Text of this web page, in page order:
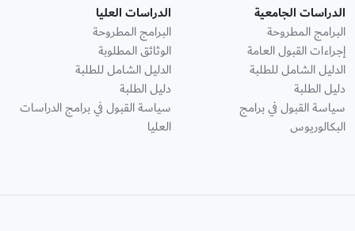
الدراسات الجامعية
البرامج المطروحة
إجراءات القبول العامة
الدليل الشامل للطلبة
دليل الطلبة
سياسة القبول في برامج
البكالوريوس
الدراسات العليا
البرامج المطروحة
الوثائق المطلوبة
الدليل الشامل للطلبة
دليل الطلبة
سياسة القبول في برامج الدراسات
العليا